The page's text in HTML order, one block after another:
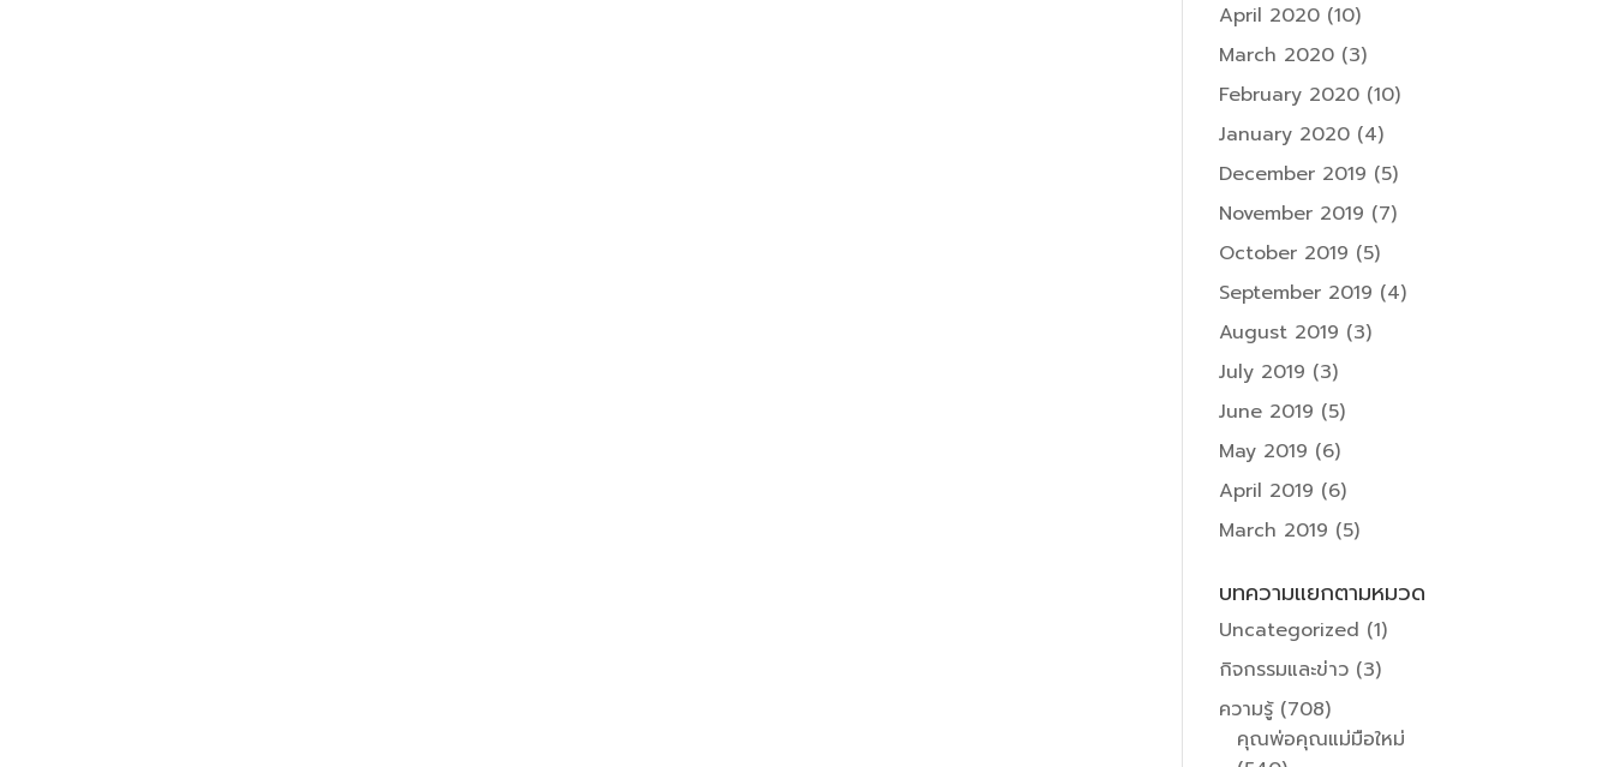
April 2020 (10)
March 2020 (3)
February 2020 (10)
January 2020 (4)
December 2019 (5)
November 2019 (7)
October 2019 (5)
September 2019 (4)
August 2019 (3)
July 2019 (3)
June 2019 (5)
May 2019 (6)
April 2019 (6)
March 2019 (5)
บทความแยกตามหมวด
Uncategorized (1)
กิจกรรมและข่าว (3)
ความรู้(708)
คุณพ่อคุณแม่มือใหม่